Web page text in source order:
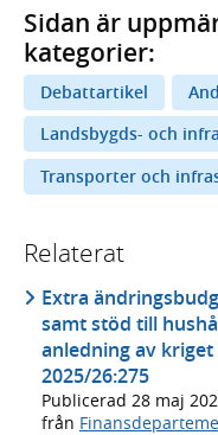
Sidan är
kategorier:
Debattartikel
Landsbygds- och
Transporter och
Relaterat
Extra
samt stöd till
anledning av
2025/26:275
Publicerad 28 maj
från